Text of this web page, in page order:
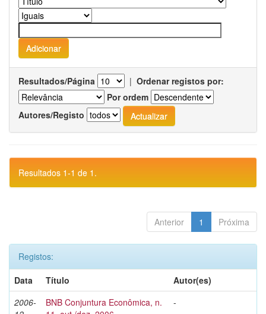
Resultados/Página | Ordenar registos por:
Por ordem
Autores/Registo
Resultados 1-1 de 1.
Anterior 1 Próxima
Registos:
Data
Título
Autor(es)
2006-
BNB Conjuntura Econômica, n.
-